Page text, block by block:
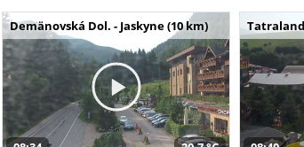
Demänovská Dol. - Jaskyne (10 km)